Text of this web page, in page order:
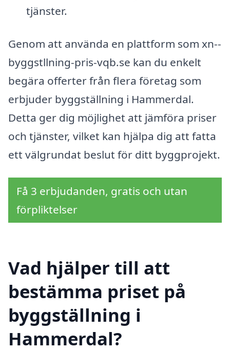
tjänster.
Genom att använda en plattform som xn--
byggstllning-pris-vqb.se kan du enkelt
begära offerter från flera företag som
erbjuder byggställning i Hammerdal.
Detta ger dig möjlighet att jämföra priser
och tjänster, vilket kan hjälpa dig att fatta
ett välgrundat beslut för ditt byggprojekt.
Få 3 erbjudanden, gratis och utan
förpliktelser
Vad hjälper till att
bestämma priset på
byggställning i
Hammerdal?